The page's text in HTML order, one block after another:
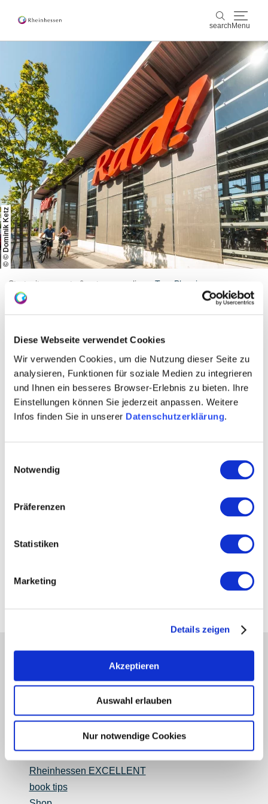
Diese Webseite verwendet Cookies
Wir verwenden Cookies, um die Nutzung dieser Seite zu
analysieren, Funktionen für soziale Medien zu integrieren
und Ihnen ein besseres Browser-Erlebnis zu bieten. Ihre
Einstellungen können Sie jederzeit anpassen. Weitere
Infos finden Sie in unserer Datenschutzerklärung.
Notwendig
Präferenzen
Statistiken
Marketing
Details zeigen
Akzeptieren
Auswahl erlauben
Nur notwendige Cookies
search Menu
wine & culinary
sports & nature
culture & cities
events
booking & service
Shop Rheinhessen-Blog map
© © Dominik Ketz
Startseite sports & nature cycling Tour Planning
Hosts
If you're traveling with an E-bike and would like to
charge your battery during a break, look out for this
logo. Our hosts display it to indicate that you can
Tourism internally
region of Rheinhessen
about us
Rheinhessen EXCELLENT
book tips